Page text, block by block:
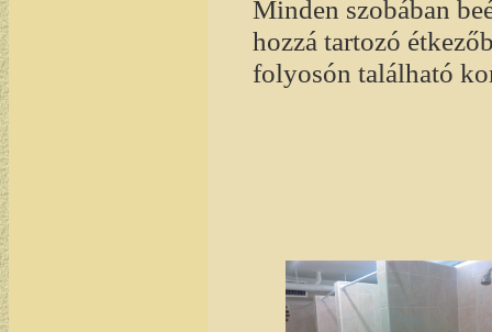
Minden szobában
hozzá tartozó
folyosón található